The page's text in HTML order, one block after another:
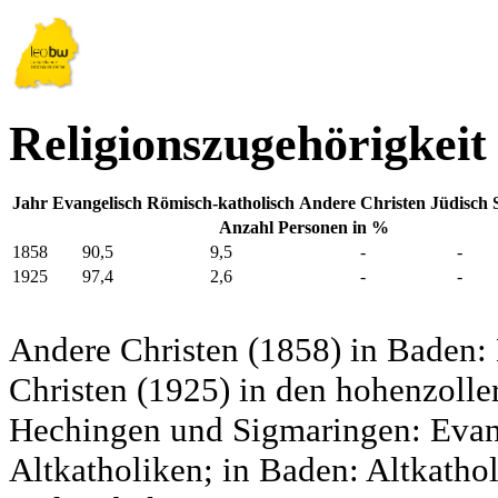
Jahr Evangelisch Römisch-katholisch Andere Christen Jüdisch
Anzahl Personen in %
1858
90,5 9,5 -
-
1925
97,4 2,6 - -
Andere Christen (1858) in
Christen (1925) in den
Hechingen und Sigmaringen:
Altkatholiken; in Baden: